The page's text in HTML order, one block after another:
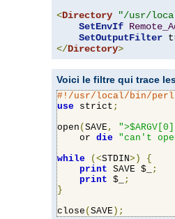
<Directory "/usr/
SetEnvIf
SetOutputFilter
</Directory>
Voici le filtre qui trace
#!/usr/local/bin/perl
use strict ;
open ( SAVE,
    or
die "can't
while
(<STDIN>)
{
print SAVE $_
;
print $_
;
}
close ( SAVE );